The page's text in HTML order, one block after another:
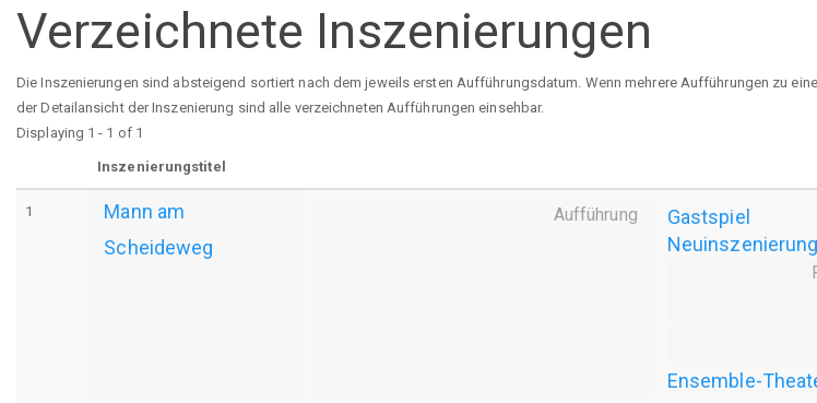
Verzeichnete Inszenierungen
Die Inszenierungen sind absteigend sortiert nach dem jeweils ersten Aufführungsdatum. Wenn mehrere Aufführungen zu
der Detailansicht der Inszenierung sind alle verzeichneten Aufführungen einsehbar.
Displaying 1 - 1 of 1
Inszenierungstitel
1
Mann am
Scheideweg
Aufführung
Gastspiel
Neuinszenierung
Ensemble-